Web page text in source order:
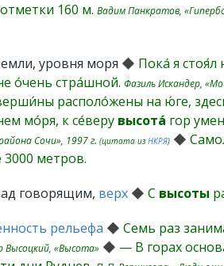
160 м. Вадим Панкратов,
уровня моря ◆ Пока́ я стоя́л
о́чень стра́шной. Фазиль Искандер,
располо́жены на ю́ге,
мо́ря, к се́веру высота́ гор
Сочи», 1997 г. (цитата из НКРЯ) ◆
3000 метров.
говорящим, верх ◆ С высоты
рельефа ◆ Семь раз
Высоцкий, «Высота» ◆ — В горах